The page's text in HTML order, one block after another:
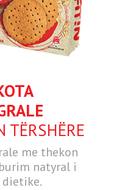
TËRSHËRE
me thekon
natyral i